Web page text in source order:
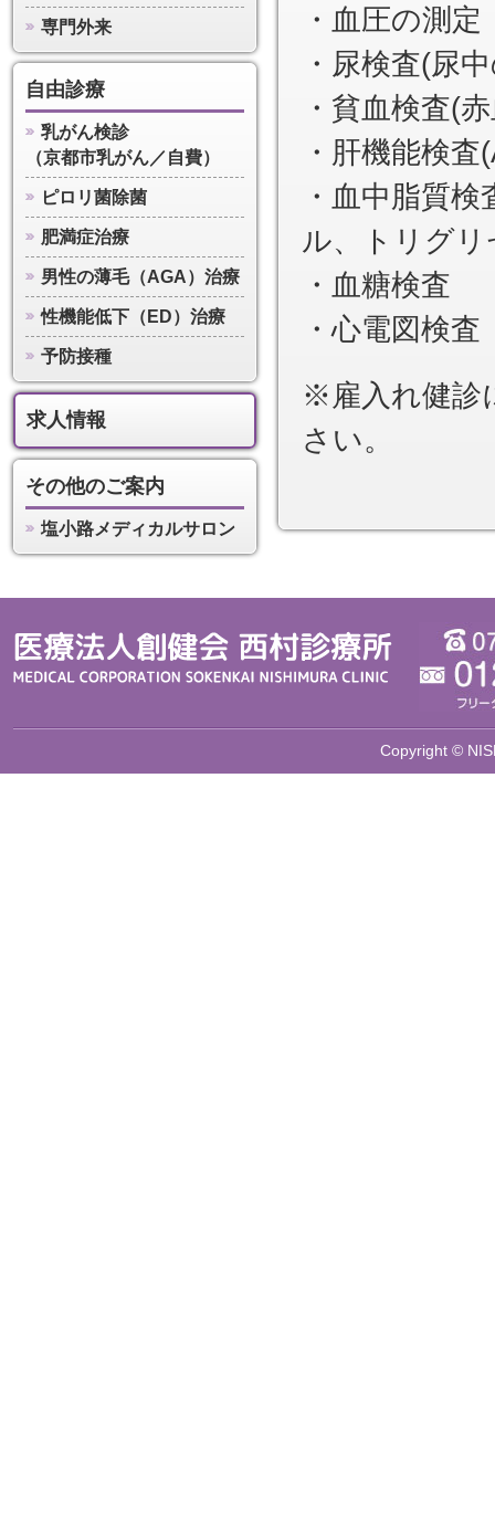
専門外来
自由診療
乳がん検診
（京都市乳がん／自費）
ピロリ菌除菌
肥満症治療
男性の薄毛（AGA）治療
性機能低下（ED）治療
予防接種
求人情報
その他のご案内
塩小路メディカルサロン
・血圧の測定
・尿検査(尿
・貧血検査(
・肝機能検
・血中脂質
ル、トリグ
・血糖検査
・心電図検査
※雇入れ健診
さい。
Copyright ©